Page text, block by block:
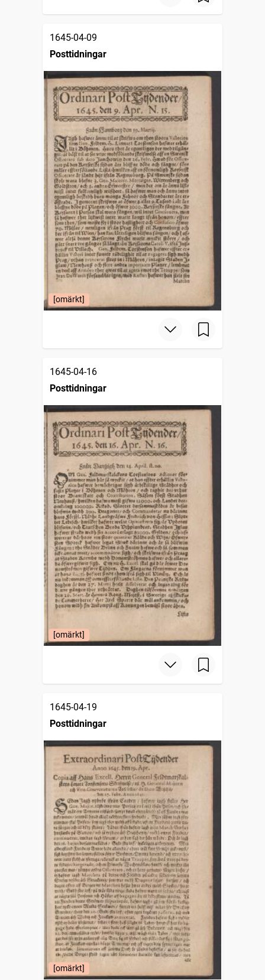
1645-04-09
Posttidningar
[omärkt]
1645-04-16
Posttidningar
[omärkt]
1645-04-19
Posttidningar
[omärkt]